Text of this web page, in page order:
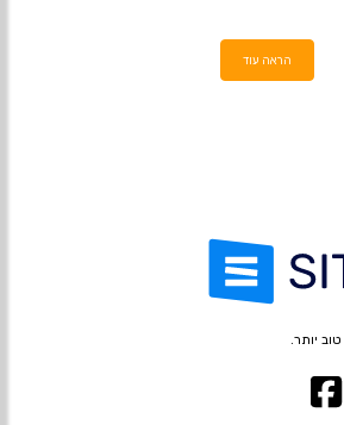
הראה עוד